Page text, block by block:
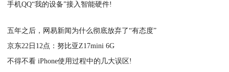
手机QQ“我的设备”接入智能硬件!
五年之后，网易新闻为什么彻底放弃了“有态度”
京东22日12点：努比亚Z17mini 6G
不得不看 iPhone使用过程中的几大误区!